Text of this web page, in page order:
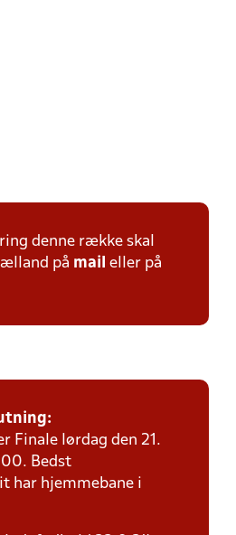
denne række skal
på mail eller på
Finale lørdag den 21.
Bedst
har hjemmebane i